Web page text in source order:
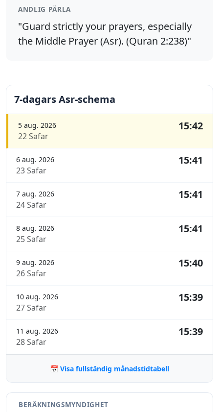
ANDLIG PÄRLA
"Guard strictly your prayers, especially
the Middle Prayer (Asr). (Quran 2:238)"
7-dagars Asr-schema
5 aug. 2026
22 Safar
15:42
6 aug. 2026
23 Safar
15:41
7 aug. 2026
24 Safar
15:41
8 aug. 2026
25 Safar
15:41
9 aug. 2026
26 Safar
15:40
10 aug. 2026
27 Safar
15:39
11 aug. 2026
28 Safar
15:39
📅 Visa fullständig månadstidtabell
BERÄKNINGSMYNDIGHET